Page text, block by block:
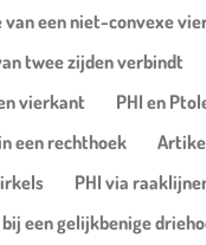
van een niet-convexe
twee zijden verbindt
vierkant
PHI en
een rechthoek
PHI via
bij een gelijkbenige